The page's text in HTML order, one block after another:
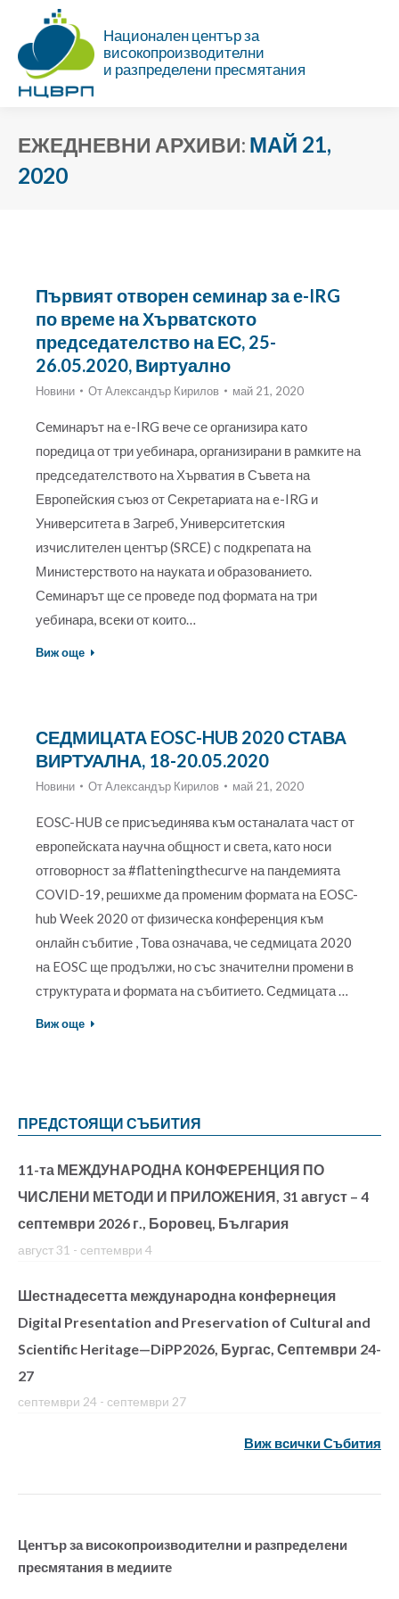
Национален център за
високопроизводителни
и разпределени пресмятания
ЕЖЕДНЕВНИ АРХИВИ: МАЙ 21,
2020
Първият отворен семинар за е-IRG
по време на Хърватското
председателство на ЕС, 25-
26.05.2020, Виртуално
Новини ОтАлександър Кирилов май 21, 2020
Семинарът на e-IRG вече се организира като
поредица от три уебинара, организирани в рамките на
председателството на Хърватия в Съвета на
Европейския съюз от Секретариата на e-IRG и
Университета в Загреб, Университетския
изчислителен център (SRCE) с подкрепата на
Министерството на науката и образованието.
Семинарът ще се проведе под формата на три
уебинара, всеки от които…
Виж още
СЕДМИЦАТА EOSC-HUB 2020 СТАВА
ВИРТУАЛНА, 18-20.05.2020
Новини ОтАлександър Кирилов май 21, 2020
EOSC-HUB се присъединява към останалата част от
европейската научна общност и света, като носи
отговорност за #flatteningthecurve на пандемията
COVID-19, решихме да променим формата на EOSC-
hub Week 2020 от физическа конференция към
онлайн събитие , Това означава, че седмицата 2020
на EOSC ще продължи, но със значителни промени в
структурата и формата на събитието. Седмицата …
Виж още
ПРЕДСТОЯЩИ СЪБИТИЯ
11-та МЕЖДУНАРОДНА КОНФЕРЕНЦИЯ ПО
ЧИСЛЕНИ МЕТОДИ И ПРИЛОЖЕНИЯ, 31 август – 4
септември 2026 г., Боровец, България
август 31 - септември 4
Шестнадесетта международна конфернеция
Digital Presentation and Preservation of Cultural and
Scientific Heritage—DiPP2026, Бургас, Септември 24-
27
септември 24 - септември 27
Виж всички Събития
Център за високопроизводителни и разпределени
пресмятания в медиите